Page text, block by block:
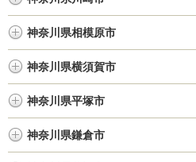
神奈川県相模原市
神奈川県横須賀市
神奈川県平塚市
神奈川県鎌倉市